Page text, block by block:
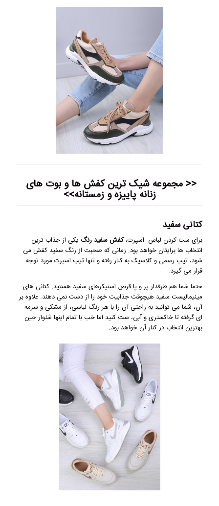
<< مجموعه شیک ترینکفش ها و بوت های
زنانه پاییزه و زمستانه>>
کتانی سفید
برای ست کردن لباس اسپرت،کفش سفید رنگ یکی از جذاب ترین
انتخاب ها برایتان خواهد بود. زمانی که صحبت از رنگ سفید کفش می
شود، تیپ رسمی و کلاسیک به کنار رفته و تنها تیپ اسپرت مورد توجه
قرار می گیرد.
حتما شما هم طرفدار پر و پا قرص اسنیکرهای سفید هستید. کتانی های
مینیمالیست سفید هیچوقت جذابیت خود را از دست نمی دهند. علاوه بر
آن، شما می توانید به راحتی آن را با هر رنگ لباسی، از مشکی و سرمه
ای گرفته تا خاکستری و آبی، ست کنید اما خب با تمام اینها شلوار جین
بهترین انتخاب در کنار آن خواهد بود.